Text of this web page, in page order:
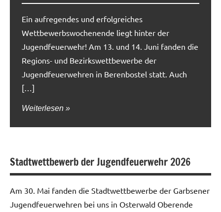
Ein aufregendes und erfolgreiches
Wettbewerbswochenende liegt hinter der
Jugendfeuerwehr! Am 13. und 14. Juni fanden die
Regions- und Bezirkswettbewerbe der
Jugendfeuerwehren in Berenbostel statt. Auch
[…]
Weiterlesen
Stadtwettbewerb der Jugendfeuerwehr 2026
Am 30. Mai fanden die Stadtwettbewerbe der Garbsener
Jugendfeuerwehren bei uns in Osterwald Oberende